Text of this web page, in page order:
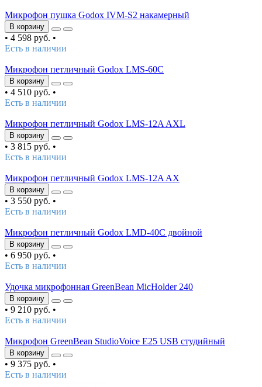
Микрофон пушка Godox IVM-S2 накамерный
В корзину
• 4 598 руб. •
Есть в наличии
Микрофон петличный Godox LMS-60C
В корзину
• 4 510 руб. •
Есть в наличии
Микрофон петличный Godox LMS-12A AXL
В корзину
• 3 815 руб. •
Есть в наличии
Микрофон петличный Godox LMS-12A AX
В корзину
• 3 550 руб. •
Есть в наличии
Микрофон петличный Godox LMD-40C двойной
В корзину
• 6 950 руб. •
Есть в наличии
Удочка микрофонная GreenBean MicHolder 240
В корзину
• 9 210 руб. •
Есть в наличии
Микрофон GreenBean StudioVoice E25 USB студийный
В корзину
• 9 375 руб. •
Есть в наличии